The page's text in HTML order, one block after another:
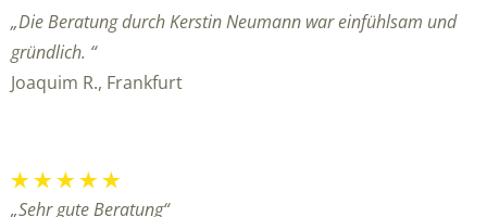
„Die Beratung durch Kerstin Neumann war einfühlsam und
gründlich. “
Joaquim R., Frankfurt
„Sehr gute Beratung“